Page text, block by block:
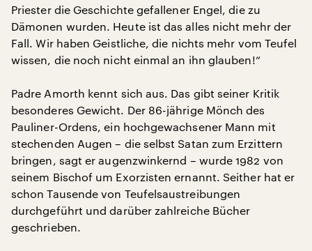
Priester die Geschichte gefallener Engel, die zu
Dämonen wurden. Heute ist das alles nicht mehr der
Fall. Wir haben Geistliche, die nichts mehr vom Teufel
wissen, die noch nicht einmal an ihn glauben!“
Padre Amorth kennt sich aus. Das gibt seiner Kritik
besonderes Gewicht. Der 86-jährige Mönch des
Pauliner-Ordens, ein hochgewachsener Mann mit
stechenden Augen – die selbst Satan zum Erzittern
bringen, sagt er augenzwinkernd – wurde 1982 von
seinem Bischof um Exorzisten ernannt. Seither hat er
schon Tausende von Teufelsaustreibungen
durchgeführt und darüber zahlreiche Bücher
geschrieben.